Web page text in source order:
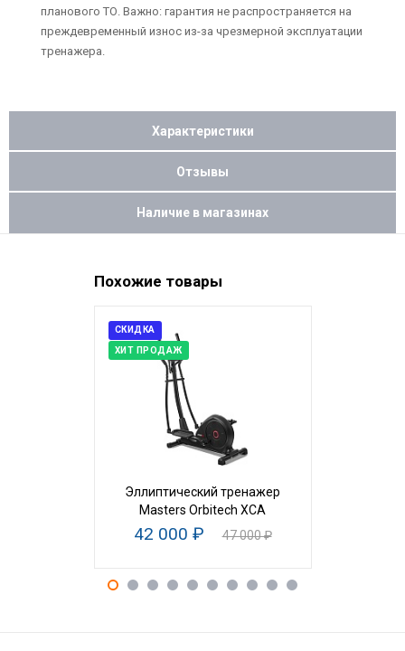
планового ТО. Важно: гарантия не распространяется на
преждевременный износ из-за чрезмерной эксплуатации
тренажера.
Характеристики
Отзывы
Наличие в магазинах
Похожие товары
СКИДКА
ХИТ ПРОДАЖ
Эллиптический тренажер
Masters Orbitech XCA
42 000 ₽ 47 000 ₽